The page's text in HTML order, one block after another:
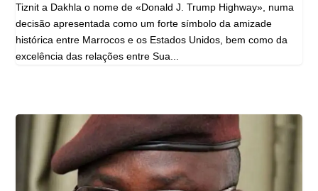
Tiznit a Dakhla o nome de «Donald J. Trump Highway», numa
decisão apresentada como um forte símbolo da amizade
histórica entre Marrocos e os Estados Unidos, bem como da
excelência das relações entre Sua...